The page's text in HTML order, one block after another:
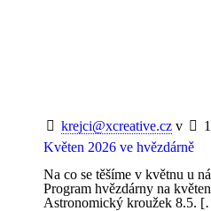
krejci@xcreative.cz v
Květen 2026 ve hvězdárně
Na co se těšíme v květnu u
Program hvězdárny na
Astronomický kroužek 8.5.